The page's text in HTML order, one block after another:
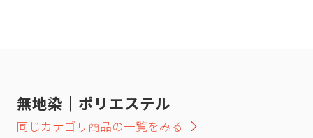
無地染｜ポリエステル
同じカテゴリ商品の一覧をみる